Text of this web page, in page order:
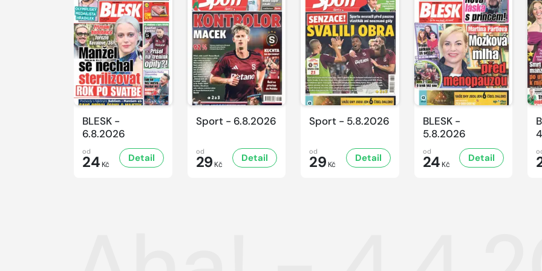
BLESK -
6.8.2026
od
24 Kč
Detail
Sport - 6.8.2026
od
29 Kč
Detail
Sport - 5.8.2026
od
29 Kč
Detail
BLESK -
5.8.2026
od
24 Kč
Detail